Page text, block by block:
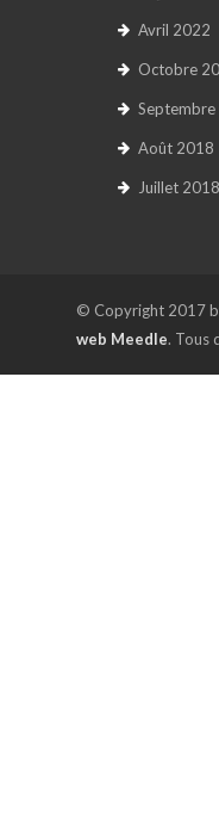
Avril 2022
Octobre
Août 2018
Juillet 2018
© Copyright 2017
web Meedle. Tous